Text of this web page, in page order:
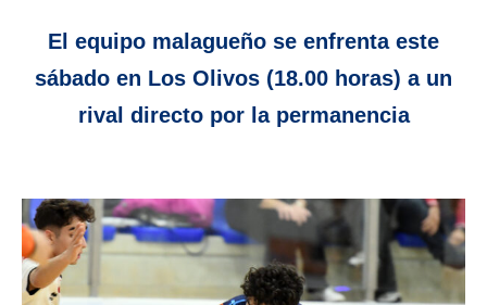
El equipo malagueño se enfrenta este
sábado en Los Olivos (18.00 horas) a un
rival directo por la permanencia